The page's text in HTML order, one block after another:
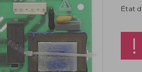
État